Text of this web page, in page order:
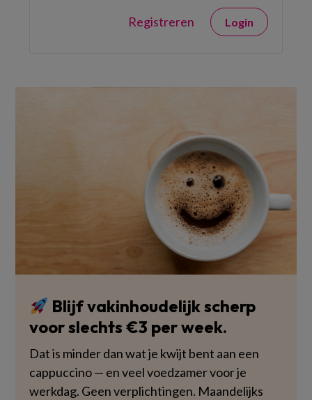
Registreren Login
Blijf vakinhoudelijk scherp
voor slechts €3 per week.
Dat is minder dan wat je kwijt bent aan een
cappuccino — en veel voedzamer voor je
werkdag. Geen verplichtingen. Maandelijks